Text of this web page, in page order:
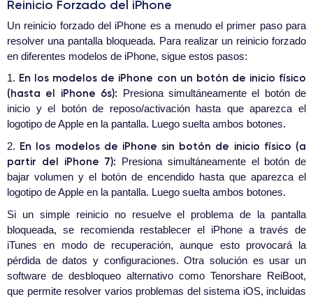
Reinicio Forzado del iPhone
Un reinicio forzado del iPhone es a menudo el primer paso para
resolver una pantalla bloqueada. Para realizar un reinicio forzado
en diferentes modelos de iPhone, sigue estos pasos:
1. En los modelos de iPhone con un botón de inicio físico
(hasta el iPhone 6s): Presiona simultáneamente el botón de
inicio y el botón de reposo/activación hasta que aparezca el
logotipo de Apple en la pantalla. Luego suelta ambos botones.
2. En los modelos de iPhone sin botón de inicio físico (a
partir del iPhone 7): Presiona simultáneamente el botón de
bajar volumen y el botón de encendido hasta que aparezca el
logotipo de Apple en la pantalla. Luego suelta ambos botones.
Si un simple reinicio no resuelve el problema de la pantalla
bloqueada, se recomienda restablecer el iPhone a través de
iTunes en modo de recuperación, aunque esto provocará la
pérdida de datos y configuraciones. Otra solución es usar un
software de desbloqueo alternativo como Tenorshare ReiBoot,
que permite resolver varios problemas del sistema iOS, incluidas